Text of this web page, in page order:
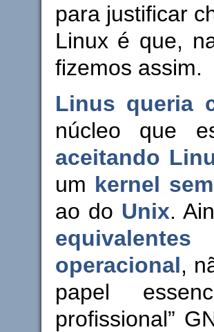
para justificar
Linux é que,
fizemos assim.
Linus queria
núcleo que
aceitando
um kernel
ao do Unix.
operacional,
papel
profissional”